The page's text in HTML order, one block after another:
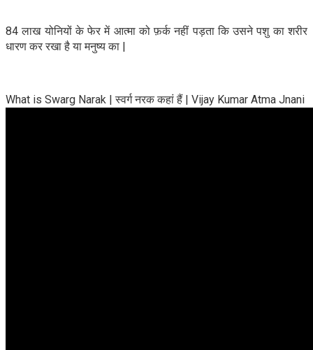
84 लाख योनियों के फेर में आत्मा को फ़र्क नहीं पड़ता कि उसने पशु का शरीर
धारण कर रखा है या मनुष्य का |
What is Swarg Narak | स्वर्ग नरक कहां हैं | Vijay Kumar Atma Jnani